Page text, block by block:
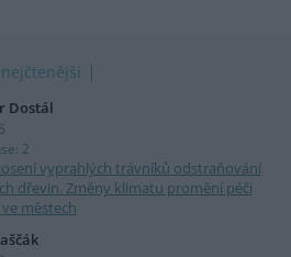
nejčtenější
Dostál
2
vyprahlých trávníků odstraňování
dřevin. Změny klimatu promění péči
městech